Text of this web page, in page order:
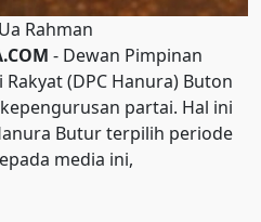
Rahman
- Dewan Pimpinan
(DPC Hanura) Buton
partai. Hal ini
Butur terpilih periode
media ini,